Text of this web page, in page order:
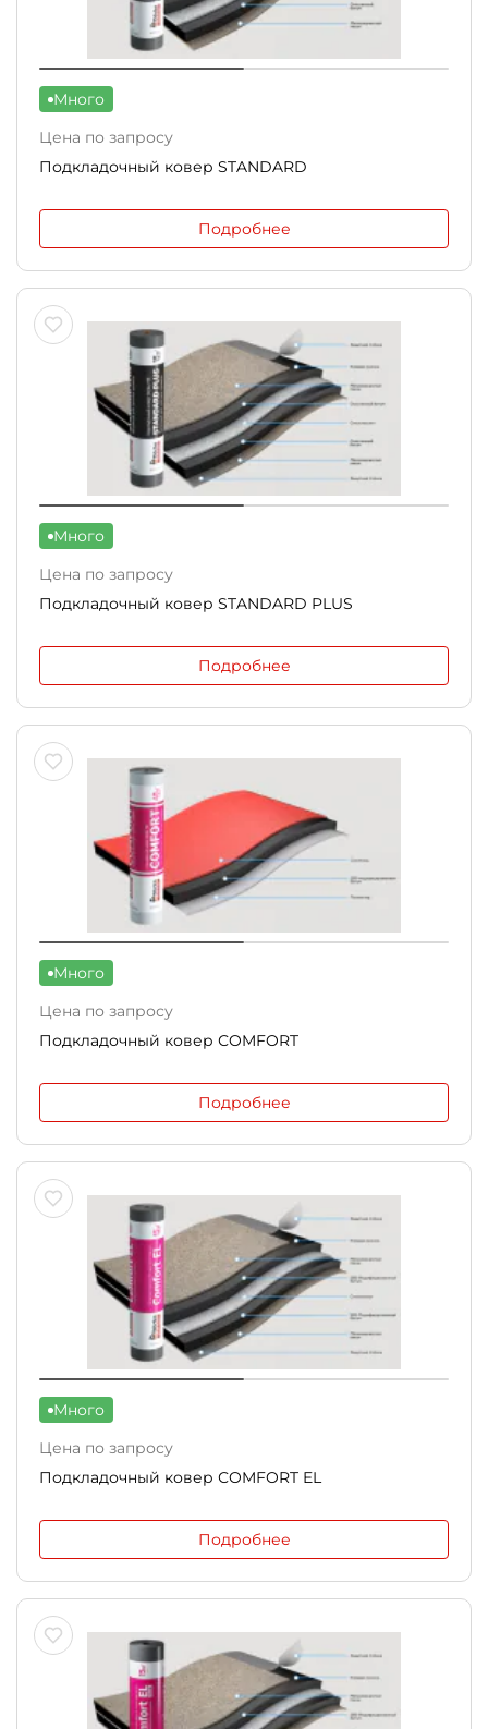
Много
Цена по запросу
Подкладочный ковер STANDARD
Подробнее
Много
Цена по запросу
Подкладочный ковер STANDARD PLUS
Подробнее
Много
Цена по запросу
Подкладочный ковер СOMFORT
Подробнее
Много
Цена по запросу
Подкладочный ковер СOMFORT EL
Подробнее